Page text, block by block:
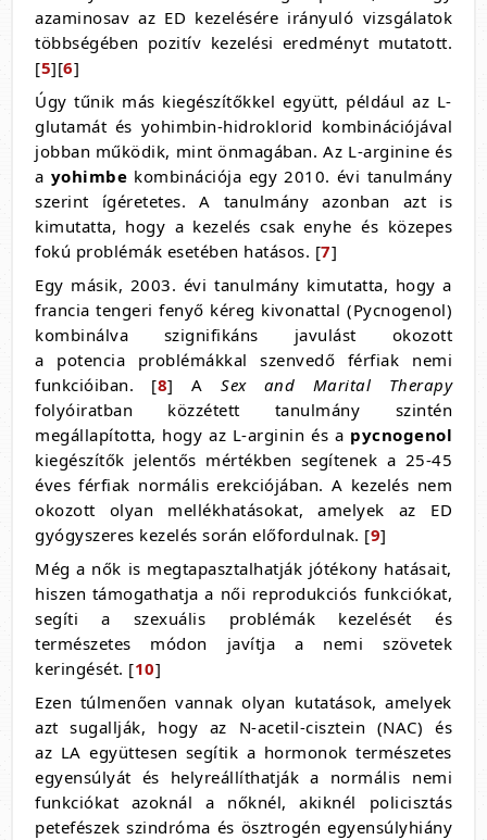
azaminosav az ED kezelésére irányuló vizsgálatok
többségében pozitív kezelési eredményt mutatott.
[5][6]
Úgy tűnik más kiegészítőkkel együtt, például az L-
glutamát és yohimbin-hidroklorid kombinációjával
jobban működik, mint önmagában. Az L-arginine és
a yohimbe kombinációja egy 2010. évi tanulmány
szerint ígéretetes. A tanulmány azonban azt is
kimutatta, hogy a kezelés csak enyhe és közepes
fokú problémák esetében hatásos. [7]
Egy másik, 2003. évi tanulmány kimutatta, hogy a
francia tengeri fenyő kéreg kivonattal (Pycnogenol)
kombinálva szignifikáns javulást okozott
a potencia problémákkal szenvedő férfiak nemi
funkcióiban. [8] ASex and Marital Therapy
folyóiratban közzétett tanulmány szintén
megállapította, hogy az L-arginin és a pycnogenol
kiegészítők jelentős mértékben segítenek a 25-45
éves férfiak normális erekciójában. A kezelés nem
okozott olyan mellékhatásokat, amelyek az ED
gyógyszeres kezelés során előfordulnak. [9]
Még a nők is megtapasztalhatják jótékony hatásait,
hiszen támogathatja a női reprodukciós funkciókat,
segíti a szexuális problémák kezelését és
természetes módon javítja a nemi szövetek
keringését. [10]
Ezen túlmenően vannak olyan kutatások, amelyek
azt sugallják, hogy az N-acetil-cisztein (NAC) és
az LA együttesen segítik a hormonok természetes
egyensúlyát és helyreállíthatják a normális nemi
funkciókat azoknál a nőknél, akiknél policisztás
petefészek szindróma és ösztrogén egyensúlyhiány